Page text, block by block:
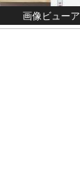
画像ビューア